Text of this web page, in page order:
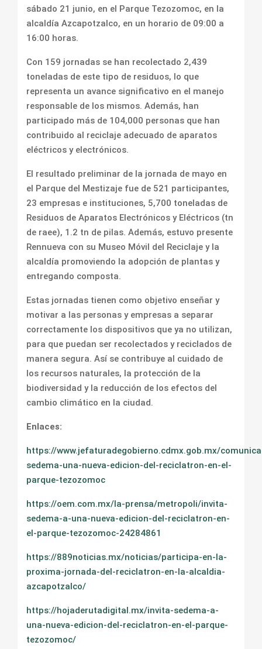
sábado 21 junio, en el Parque Tezozomoc, en la
alcaldía Azcapotzalco, en un horario de 09:00 a
16:00 horas.
Con 159 jornadas se han recolectado 2,439
toneladas de este tipo de residuos, lo que
representa un avance significativo en el manejo
responsable de los mismos. Además, han
participado más de 104,000 personas que han
contribuido al reciclaje adecuado de aparatos
eléctricos y electrónicos.
El resultado preliminar de la jornada de mayo en
el Parque del Mestizaje fue de 521 participantes,
23 empresas e instituciones, 5,700 toneladas de
Residuos de Aparatos Electrónicos y Eléctricos (tn
de raee), 1.2 tn de pilas. Además, estuvo presente
Rennueva con su Museo Móvil del Reciclaje y la
alcaldía promoviendo la adopción de plantas y
entregando composta.
Estas jornadas tienen como objetivo enseñar y
motivar a las personas y empresas a separar
correctamente los dispositivos que ya no utilizan,
para que puedan ser recolectados y reciclados de
manera segura. Así se contribuye al cuidado de
los recursos naturales, la protección de la
biodiversidad y la reducción de los efectos del
cambio climático en la ciudad.
Enlaces:
https://www.jefaturadegobierno.cdmx.gob.mx/
sedema-una-nueva-edicion-del-reciclatron-en-el-
parque-tezozomoc
https://oem.com.mx/la-prensa/metropoli/invita-
sedema-a-una-nueva-edicion-del-reciclatron-en-
el-parque-tezozomoc-24284861
https://889noticias.mx/noticias/participa-en-la-
proxima-jornada-del-reciclatron-en-la-alcaldia-
azcapotzalco/
https://hojaderutadigital.mx/invita-sedema-a-
una-nueva-edicion-del-reciclatron-en-el-parque-
tezozomoc/